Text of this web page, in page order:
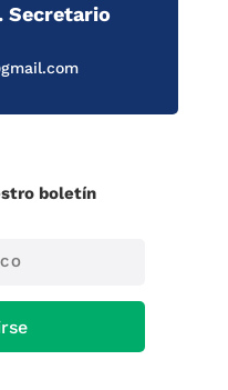
Secretario
boletín